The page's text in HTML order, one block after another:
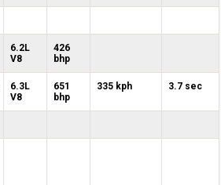
6.2L
V8
426
bhp
6.3L
V8
651
bhp
335 kph 3.7 sec